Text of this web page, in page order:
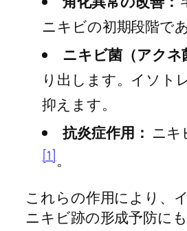
ニキビの初期段階で
ニキビ菌（アクネ
り出します。イソト
抑えます。
抗炎症作用： ニキ
[1]。
これらの作用により、
ニキビ跡の形成予防に